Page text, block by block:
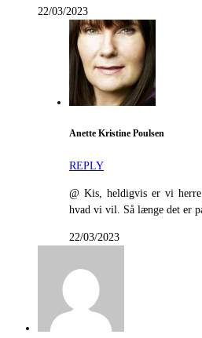
22/03/2023
Anette Kristine Poulsen
REPLY
@ Kis, heldigvis er vi
hvad vi vil. Så længe det er
22/03/2023